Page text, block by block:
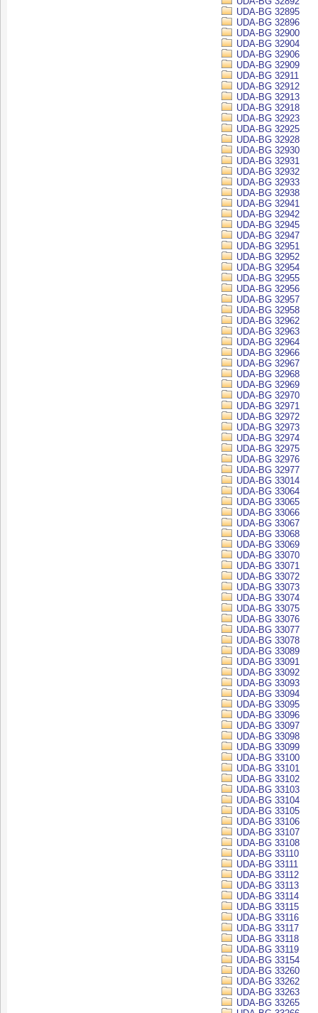
UDA-BG 32895
UDA-BG 32896
UDA-BG 32900
UDA-BG 32904
UDA-BG 32906
UDA-BG 32909
UDA-BG 32911
UDA-BG 32912
UDA-BG 32913
UDA-BG 32918
UDA-BG 32923
UDA-BG 32925
UDA-BG 32928
UDA-BG 32930
UDA-BG 32931
UDA-BG 32932
UDA-BG 32933
UDA-BG 32938
UDA-BG 32941
UDA-BG 32942
UDA-BG 32945
UDA-BG 32947
UDA-BG 32951
UDA-BG 32952
UDA-BG 32954
UDA-BG 32955
UDA-BG 32956
UDA-BG 32957
UDA-BG 32958
UDA-BG 32962
UDA-BG 32963
UDA-BG 32964
UDA-BG 32966
UDA-BG 32967
UDA-BG 32968
UDA-BG 32969
UDA-BG 32970
UDA-BG 32971
UDA-BG 32972
UDA-BG 32973
UDA-BG 32974
UDA-BG 32975
UDA-BG 32976
UDA-BG 32977
UDA-BG 33014
UDA-BG 33064
UDA-BG 33065
UDA-BG 33066
UDA-BG 33067
UDA-BG 33068
UDA-BG 33069
UDA-BG 33070
UDA-BG 33071
UDA-BG 33072
UDA-BG 33073
UDA-BG 33074
UDA-BG 33075
UDA-BG 33076
UDA-BG 33077
UDA-BG 33078
UDA-BG 33089
UDA-BG 33091
UDA-BG 33092
UDA-BG 33093
UDA-BG 33094
UDA-BG 33095
UDA-BG 33096
UDA-BG 33097
UDA-BG 33098
UDA-BG 33099
UDA-BG 33100
UDA-BG 33101
UDA-BG 33102
UDA-BG 33103
UDA-BG 33104
UDA-BG 33105
UDA-BG 33106
UDA-BG 33107
UDA-BG 33108
UDA-BG 33110
UDA-BG 33111
UDA-BG 33112
UDA-BG 33113
UDA-BG 33114
UDA-BG 33115
UDA-BG 33116
UDA-BG 33117
UDA-BG 33118
UDA-BG 33119
UDA-BG 33154
UDA-BG 33260
UDA-BG 33262
UDA-BG 33263
UDA-BG 33265